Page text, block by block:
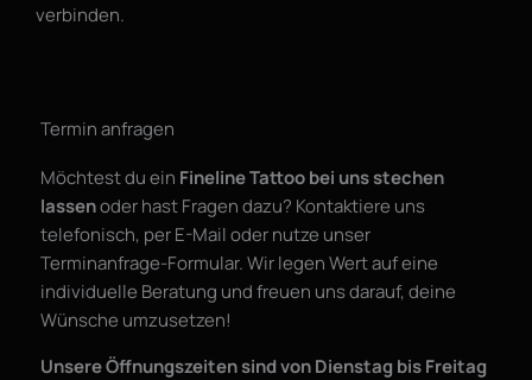
verbinden.
Termin anfragen
Möchtest du ein Fineline Tattoo bei uns stechen
lassenoder hast Fragen dazu? Kontaktiere uns
telefonisch, per E-Mail oder nutze unser
Terminanfrage-Formular. Wir legen Wert auf eine
individuelle Beratung und freuen uns darauf, deine
Wünsche umzusetzen!
Unsere Öffnungszeiten sind von Dienstag bis Freitag